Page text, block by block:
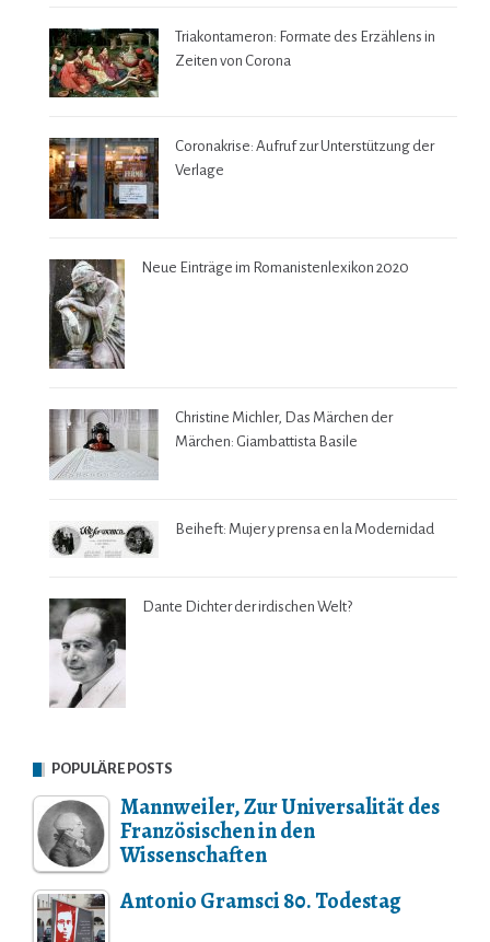
Triakontameron: Formate des Erzählens in
Zeiten von Corona
Coronakrise: Aufruf zur Unterstützung der
Verlage
Neue Einträge im Romanistenlexikon 2020
Christine Michler, Das Märchen der
Märchen: Giambattista Basile
Beiheft: Mujer y prensa en la Modernidad
Dante Dichter der irdischen Welt?
POPULÄRE POSTS
Mannweiler, Zur Universalität des
Französischen in den
Wissenschaften
Antonio Gramsci 80. Todestag